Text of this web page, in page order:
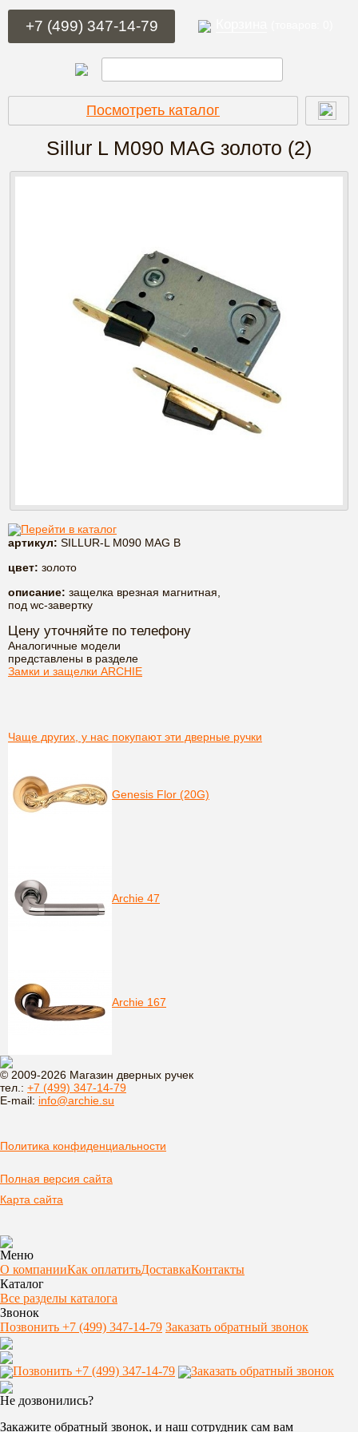
+7 (499) 347-14-79
Посмотреть каталог
Sillur L M090 MAG золото (2)
Перейти в каталог
артикул: SILLUR-L M090 MAG B
цвет: золото
описание: защелка врезная магнитная,
под wc-завертку
Цену уточняйте по телефону
Аналогичные модели
представлены в разделе
Замки и защелки ARCHIE
Чаще других, у нас покупают эти дверные ручки
Genesis Flor (20G)
Archie 47
Archie 167
© 2009-2026 Магазин дверных ручек
тел.: +7 (499) 347-14-79
E-mail: info@archie.su
Политика конфиденциальности
Полная версия сайта
Карта сайта
Меню
О компанииКак оплатитьДоставкаКонтакты
Каталог
Все разделы каталога
Звонок
Позвонить +7 (499) 347-14-79 Заказать обратный звонок
Позвонить +7 (499) 347-14-79 Заказать обратный звонок
Не дозвонились?
Закажите обратный звонок, и наш сотрудник сам вам